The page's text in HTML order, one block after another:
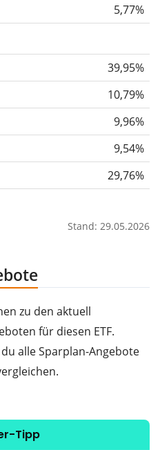
5,77%
39,95%
10,79%
9,96%
9,54%
29,76%
Stand: 29.05.2026
zu den aktuell
für diesen ETF.
alle Sparplan-Angebote